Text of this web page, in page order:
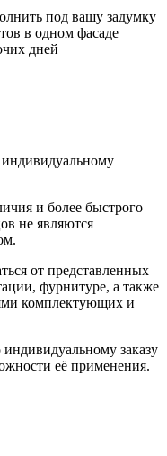
под вашу задумку
в одном фасаде
дней
и более быстрого
не являются
от представленных
фурнитуре, а также
комплектующих и
заказу
её применения.